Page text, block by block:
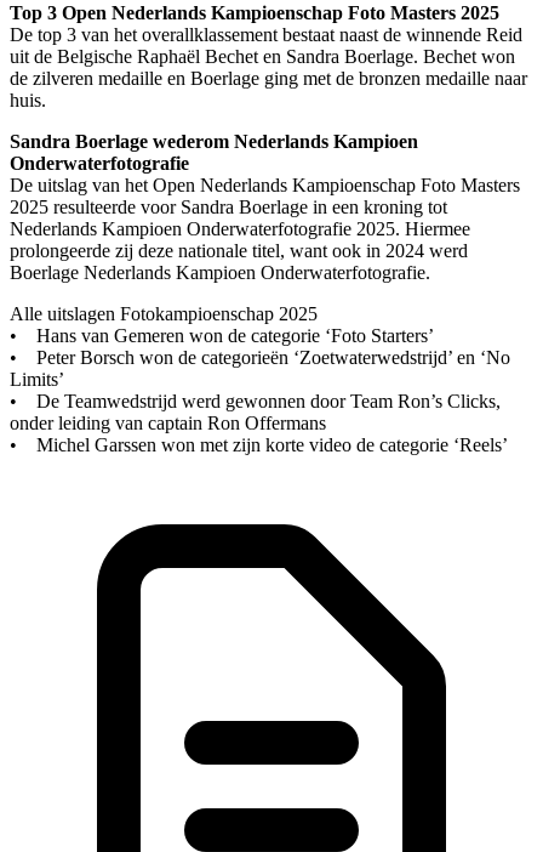
Top 3 Open Nederlands Kampioenschap Foto Masters 2025
De top 3 van het overallklassement bestaat naast de winnende Reid
uit de Belgische Raphaël Bechet en Sandra Boerlage. Bechet won
de zilveren medaille en Boerlage ging met de bronzen medaille naar
huis.
Sandra Boerlage wederom Nederlands Kampioen
Onderwaterfotografie
De uitslag van het Open Nederlands Kampioenschap Foto Masters
2025 resulteerde voor Sandra Boerlage in een kroning tot
Nederlands Kampioen Onderwaterfotografie 2025. Hiermee
prolongeerde zij deze nationale titel, want ook in 2024 werd
Boerlage Nederlands Kampioen Onderwaterfotografie.
Alle uitslagen Fotokampioenschap 2025
• Hans van Gemeren won de categorie ‘Foto Starters’
• Peter Borsch won de categorieën ‘Zoetwaterwedstrijd’ en ‘No
Limits’
• De Teamwedstrijd werd gewonnen door Team Ron’s Clicks,
onder leiding van captain Ron Offermans
• Michel Garssen won met zijn korte video de categorie ‘Reels’